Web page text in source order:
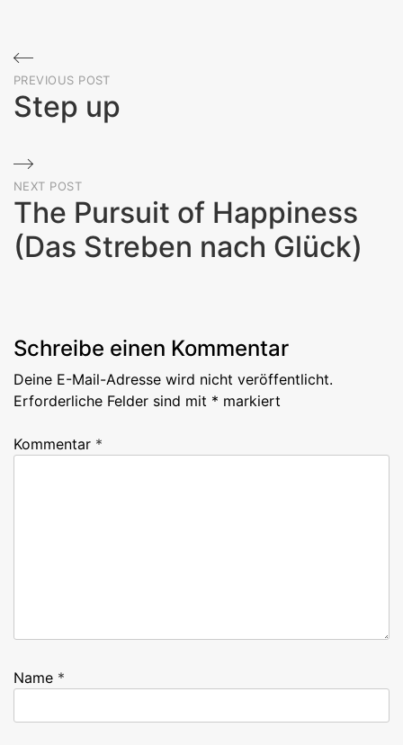
Beitragsnavigation
PREVIOUS POST
Step up
Post
NEXT POST
The Pursuit of Happiness
(Das Streben nach Glück)
Schreibe einen Kommentar
Deine E-Mail-Adresse wird nicht veröffentlicht.
Erforderliche Felder sind mit * markiert
Kommentar *
Name *